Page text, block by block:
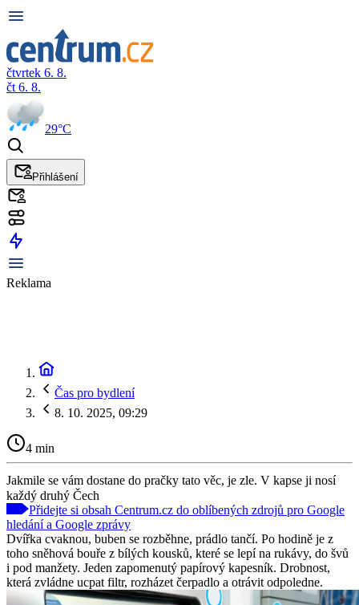
čtvrtek 6. 8.
čt 6. 8.
29°C
Přihlášení
Reklama
Čas pro bydlení
8. 10. 2025, 09:29
4 min
Jakmile se vám dostane do pračky tato věc, je zle. V kapse ji nosí
každý druhý Čech
Přidejte si obsah Centrum.cz do oblíbených zdrojů pro Google
hledání a Google zprávy
Dvířka cvaknou, buben se rozběhne, prádlo tančí. Po hodině je z
toho sněhová bouře z bílých kousků, které se lepí na rukávy, do švů
i pod manžety. Jeden zapomenutý papírový kapesník. Drobnost,
která zvládne ucpat filtr, rozházet čerpadlo a otrávit odpoledne.